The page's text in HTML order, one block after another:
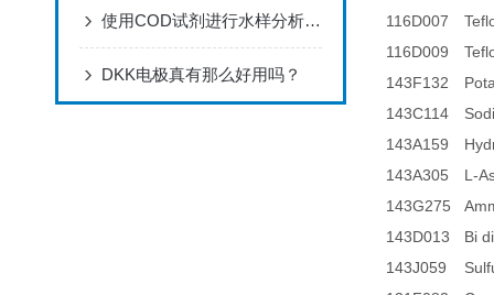
使用COD试剂进行水样分析的步骤
DKK电极真有那么好用吗？
116D007
116D009
143F132
143C114
143A159
143A305
L-
143G275
143D013
Bi
143J059